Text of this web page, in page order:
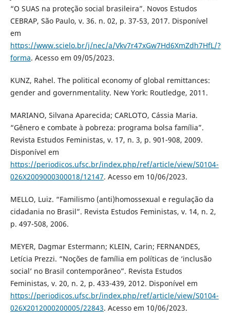
“O SUAS na proteção social brasileira”. Novos Estudos
CEBRAP, São Paulo, v. 36. n. 02, p. 37-53, 2017. Disponível
em
https://www.scielo.br/j/nec/a/Vkv7r47xGw7Hd6XmZdh7HfL/?
forma. Acesso em 09/05/2023.
KUNZ, Rahel. The political economy of global remittances:
gender and governmentality. New York: Routledge, 2011.
MARIANO, Silvana Aparecida; CARLOTO, Cássia Maria.
“Gênero e combate à pobreza: programa bolsa família”.
Revista Estudos Feministas, v. 17, n. 3, p. 901-908, 2009.
Disponível em
https://periodicos.ufsc.br/index.php/ref/article/view/S0104-
026X2009000300018/12147. Acesso em 10/06/2023.
MELLO, Luiz. “Familismo (anti)homossexual e regulação da
cidadania no Brasil”. Revista Estudos Feministas, v. 14, n. 2,
p. 497-508, 2006.
MEYER, Dagmar Estermann; KLEIN, Carin; FERNANDES,
Letícia Prezzi. “Noções de família em políticas de ‘inclusão
social’ no Brasil contemporâneo”. Revista Estudos
Feministas, v. 20, n. 2, p. 433-439, 2012. Disponível em
https://periodicos.ufsc.br/index.php/ref/article/view/S0104-
026X2012000200005/22843. Acesso em 10/06/2023.